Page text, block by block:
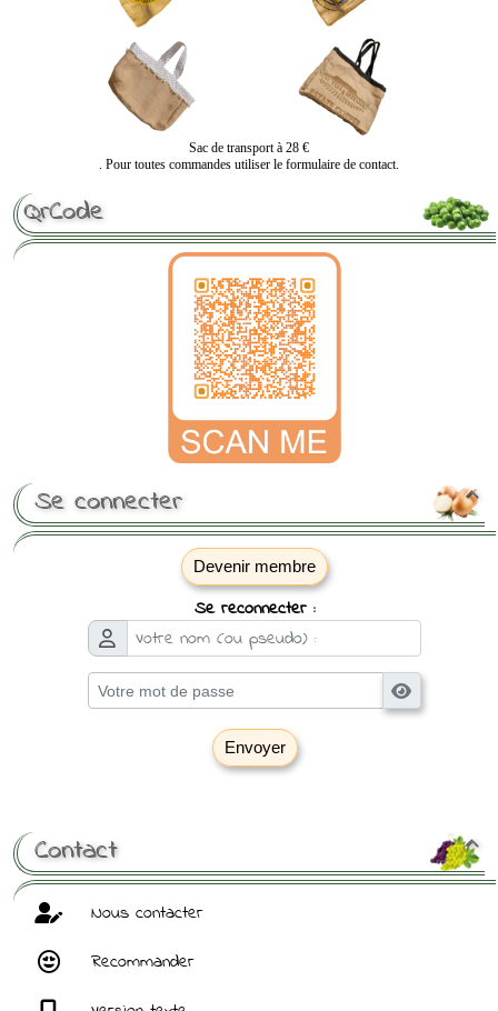
Sac de transport à 28 €
. Pour toutes commandes utiliser le formulaire de contact.
QrCode

Se connecter
Devenir membre
Se reconnecter :
Envoyer

Contact
Nous contacter
Recommander